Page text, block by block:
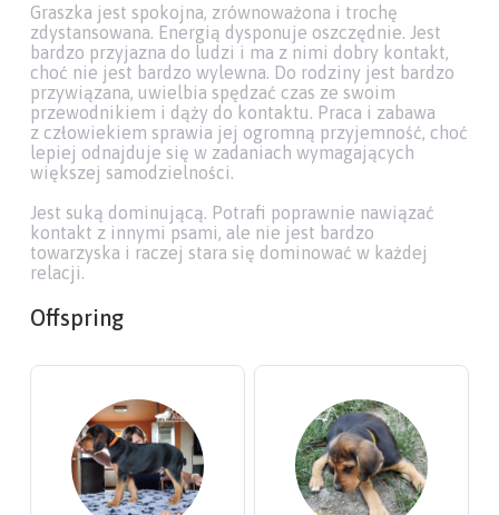
Graszka jest spokojna, zrównoważona i trochę
zdystansowana. Energią dysponuje oszczędnie. Jest
bardzo przyjazna do ludzi i ma z nimi dobry kontakt,
choć nie jest bardzo wylewna. Do rodziny jest bardzo
przywiązana, uwielbia spędzać czas ze swoim
przewodnikiem i dąży do kontaktu. Praca i zabawa
z człowiekiem sprawia jej ogromną przyjemność, choć
lepiej odnajduje się w zadaniach wymagających
większej samodzielności.
Jest suką dominującą. Potrafi poprawnie nawiązać
kontakt z innymi psami, ale nie jest bardzo
towarzyska i raczej stara się dominować w każdej
relacji.
Offspring